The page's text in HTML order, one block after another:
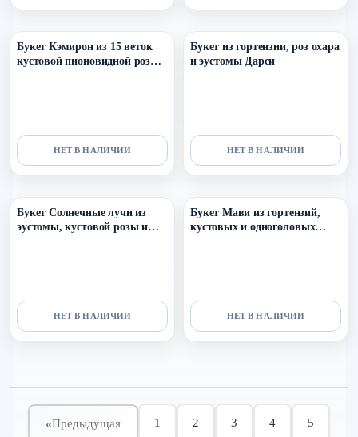
Букет Кэмирон из 15 веток
кустовой пионовидной розы
НЕТ В НАЛИЧИИ
Букет из гортензии, роз охара
и эустомы Дарси
НЕТ В НАЛИЧИИ
Букет Солнечные лучи из
эустомы, кустовой розы и
НЕТ В НАЛИЧИИ
Букет Мави из гортензий,
кустовых и одноголовых
НЕТ В НАЛИЧИИ
«Предыдущая 1 2 3 4 5